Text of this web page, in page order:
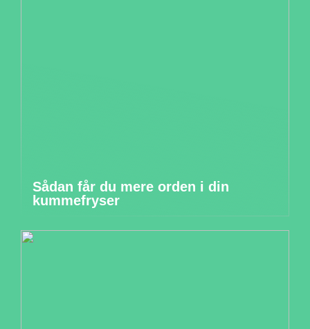
Sådan får du mere orden i din
kummefryser